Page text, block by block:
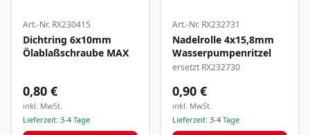
Art.-Nr. RX230415
Dichtring 6x10mm
Ölablaßschraube MAX
0,80 €
inkl. MwSt.
Lieferzeit: 3-4 Tage
Art.-Nr. RX232731
Nadelrolle 4x15,8mm
Wasserpumpenritzel
ersetzt RX232730
0,90 €
inkl. MwSt.
Lieferzeit: 3-4 Tage